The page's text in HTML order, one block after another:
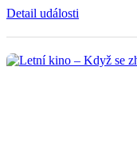
Detail události